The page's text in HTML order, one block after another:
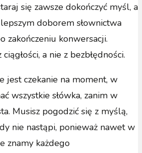
się zawsze dokończyć myśl, a
doborem słownictwa
zakończeniu konwersacji.
a nie z bezbłędności.
jest czekanie na moment, w
wszystkie słówka, zanim w
Musisz pogodzić się z myślą,
nie nastąpi, ponieważ nawet w
znamy każdego